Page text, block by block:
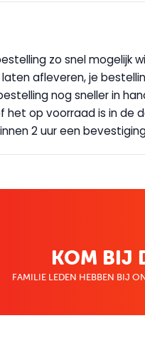
zo snel mogelijk
afleveren, je
nog sneller in
het op voorraad is in de
2 uur een
KOM BIJ
FAMILIE LEDEN HEBBEN BIJ